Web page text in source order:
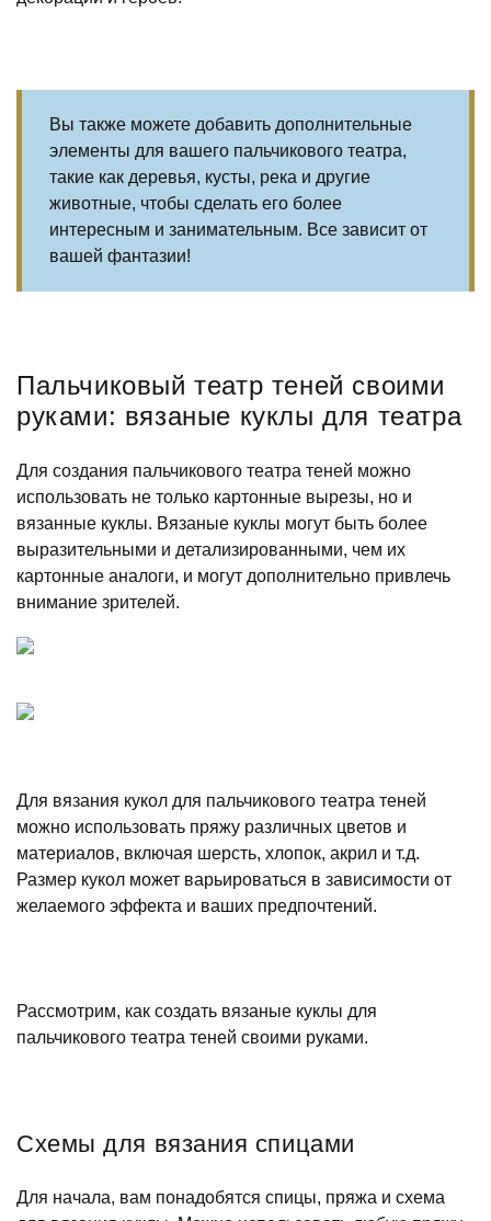
Вы также можете добавить дополнительные
элементы для вашего пальчикового театра,
такие как деревья, кусты, река и другие
животные, чтобы сделать его более
интересным и занимательным. Все зависит от
вашей фантазии!
Пальчиковый театр теней своими
руками: вязаные куклы для театра
Для создания пальчикового театра теней можно
использовать не только картонные вырезы, но и
вязанные куклы. Вязаные куклы могут быть более
выразительными и детализированными, чем их
картонные аналоги, и могут дополнительно привлечь
внимание зрителей.
Для вязания кукол для пальчикового театра теней
можно использовать пряжу различных цветов и
материалов, включая шерсть, хлопок, акрил и т.д.
Размер кукол может варьироваться в зависимости от
желаемого эффекта и ваших предпочтений.
Рассмотрим, как создать вязаные куклы для
пальчикового театра теней своими руками.
Схемы для вязания спицами
Для начала, вам понадобятся спицы, пряжа и схема